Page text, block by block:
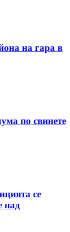
на гара в
по свинете
се
над